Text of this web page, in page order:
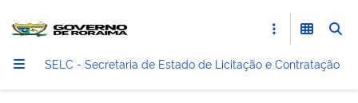
SELC - Secretaria de Estado de Licitação e Contratação